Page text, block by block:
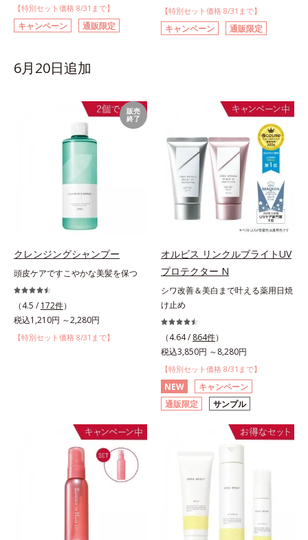
【特別セット価格 8/31まで】
キャンペーン 通販限定
【特別セット価格 8/31まで】
キャンペーン 通販限定
6月20日追加
販売
終了
クレンジングシャンプー
頭皮ケアですこやかな美髪を保つ
（4.5 / 172件）
税込1,210円 ～2,280円
【特別セット価格 8/31まで】
オルビス リンクルブライトUV
プロテクター N
シワ改善＆美白まで叶える薬用日焼
け止め
（4.64 / 864件）
税込3,850円 ～8,280円
【特別セット価格 8/31まで】
NEW
キャンペーン
通販限定
サンプル